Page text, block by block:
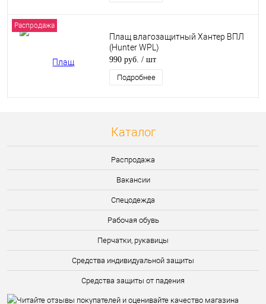
Распродажа
Плащ влагозащитный Хантер ВПЛ
(Hunter WPL)
990 руб. / шт
Подробнее
Каталог
Распродажа
Вакансии
Спецодежда
Рабочая обувь
Перчатки, рукавицы
Средства индивидуальной защиты
Средства защиты от падения